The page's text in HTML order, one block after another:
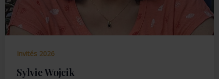
Invités 2026
Sylvie Wojcik